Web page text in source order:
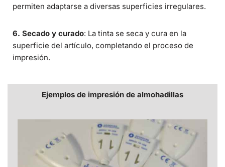
permiten adaptarse a diversas superficies irregulares.
6. Secado y curado: La tinta se seca y cura en la
superficie del artículo, completando el proceso de
impresión.
Ejemplos de impresión de almohadillas